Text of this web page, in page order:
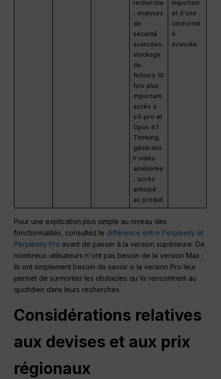
recherche
, analyses
de
sécurité
avancées,
stockage
de
fichiers 10
fois plus
important,
accès à
o3-pro et
Opus 4.1
Thinking,
génératio
n vidéo
améliorée
, accès
anticipé
au produit
important
et d'une
conformit
é
avancée.
Pour une explication plus simple au niveau des
fonctionnalités, consultez le différence entre Perplexity et
Perplexity Pro avant de passer à la version supérieure. De
nombreux utilisateurs n'ont pas besoin de la version Max ;
ils ont simplement besoin de savoir si la version Pro leur
permet de surmonter les obstacles qu'ils rencontrent au
quotidien dans leurs recherches.
Considérations relatives
aux devises et aux prix
régionaux